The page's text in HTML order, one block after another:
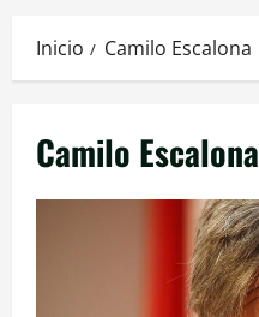
Inicio Camilo Escalona
Camilo Escalona